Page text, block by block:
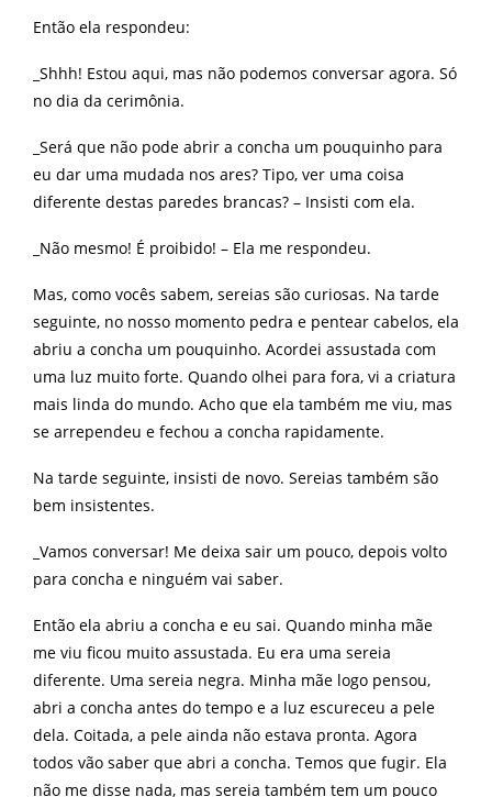
Então ela respondeu:
_Shhh! Estou aqui, mas não podemos conversar agora. Só
no dia da cerimônia.
_Será que não pode abrir a concha um pouquinho para
eu dar uma mudada nos ares? Tipo, ver uma coisa
diferente destas paredes brancas? – Insisti com ela.
_Não mesmo! É proibido! – Ela me respondeu.
Mas, como vocês sabem, sereias são curiosas. Na tarde
seguinte, no nosso momento pedra e pentear cabelos, ela
abriu a concha um pouquinho. Acordei assustada com
uma luz muito forte. Quando olhei para fora, vi a criatura
mais linda do mundo. Acho que ela também me viu, mas
se arrependeu e fechou a concha rapidamente.
Na tarde seguinte, insisti de novo. Sereias também são
bem insistentes.
_Vamos conversar! Me deixa sair um pouco, depois volto
para concha e ninguém vai saber.
Então ela abriu a concha e eu sai. Quando minha mãe
me viu ficou muito assustada. Eu era uma sereia
diferente. Uma sereia negra. Minha mãe logo pensou,
abri a concha antes do tempo e a luz escureceu a pele
dela. Coitada, a pele ainda não estava pronta. Agora
todos vão saber que abri a concha. Temos que fugir. Ela
não me disse nada, mas sereia também tem um pouco